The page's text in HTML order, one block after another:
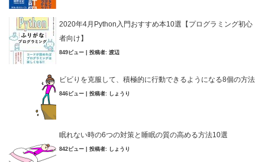
2020年4月Python入門おすすめ本10選【プログラミング初心
者向け】
849ビュー 投稿者: 渡辺
ビビりを克服して、積極的に行動できるようになる8個の方法
846ビュー 投稿者: しょうり
眠れない時の6つの対策と睡眠の質の高める方法10選
842ビュー 投稿者: しょうり